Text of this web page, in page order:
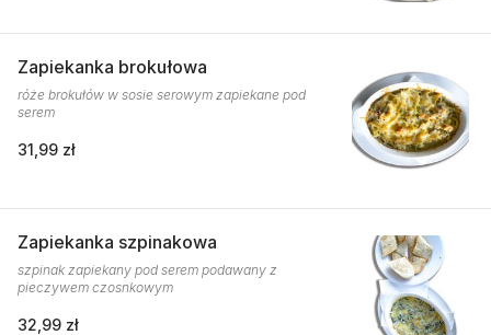
Zapiekanka brokułowa
róże brokułów w sosie serowym zapiekane pod
serem
31,99 zł
Zapiekanka szpinakowa
szpinak zapiekany pod serem podawany z
pieczywem czosnkowym
32,99 zł